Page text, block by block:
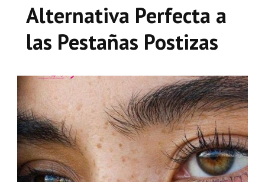
Alternativa Perfecta a
las Pestañas Postizas